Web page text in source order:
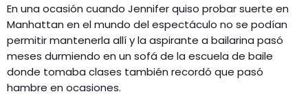
En una ocasión cuando Jennifer quiso probar suerte en
Manhattan en el mundo del espectáculo no se podían
permitir mantenerla allí y la aspirante a bailarina pasó
meses durmiendo en un sofá de la escuela de baile
donde tomaba clases también recordó que pasó
hambre en ocasiones.